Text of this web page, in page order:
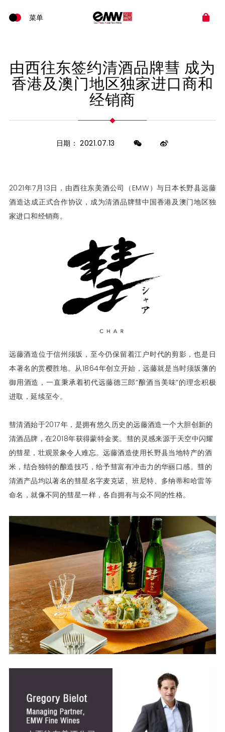
由西往东签约清酒品牌彗 成为
香港及澳门地区独家进口商和
经销商
日期： 2021.07.13
2021年7月13日，由西往东美酒公司（EMW）与日本长野县远藤
酒造达成正式合作协议，成为清酒品牌彗中国香港及澳门地区独
家进口和经销商。
远藤酒造位于信州须坂，至今仍保留着江户时代的剪影，也是日
本著名的赏樱胜地。从1864年创立开始，远藤就是当时须坂藩的
御用酒造，一直秉承着初代远藤德三郎“酿酒当美味”的理念积极
进取，延续至今。
彗清酒始于2017年，是拥有悠久历史的远藤酒造一个大胆创新的
清酒品牌，在2018年获得蒙特金奖。彗的灵感来源于天空中闪耀
的彗星，壮观景象令人难忘。远藤酒造使用长野县当地特产的酒
米，结合独特的酿造技巧，给予彗富有冲击力的华丽口感。彗的
清酒产品均以著名的彗星名字麦克诺、班尼特、多纳蒂和哈雷等
命名，就像不同的彗星一样，各自拥有与众不同的性格。